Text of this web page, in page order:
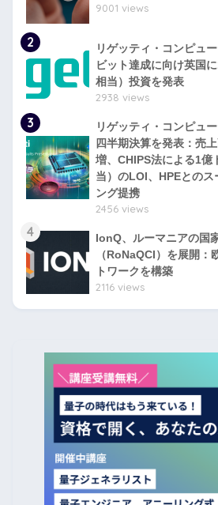
9001 views
2
リゲッティ・コンピュ
ビット達成に向け英国
相当）投資を発表
2938 views
3
リゲッティ・コンピュ
四半期決算を発表：売
増、CHIPS法による1億
当）のLOI、HPEとのス
ング提携
2456 views
4
IonQ、ルーマニアの国
（RoNaQCI）を展開：
トワークを構築
2116 views